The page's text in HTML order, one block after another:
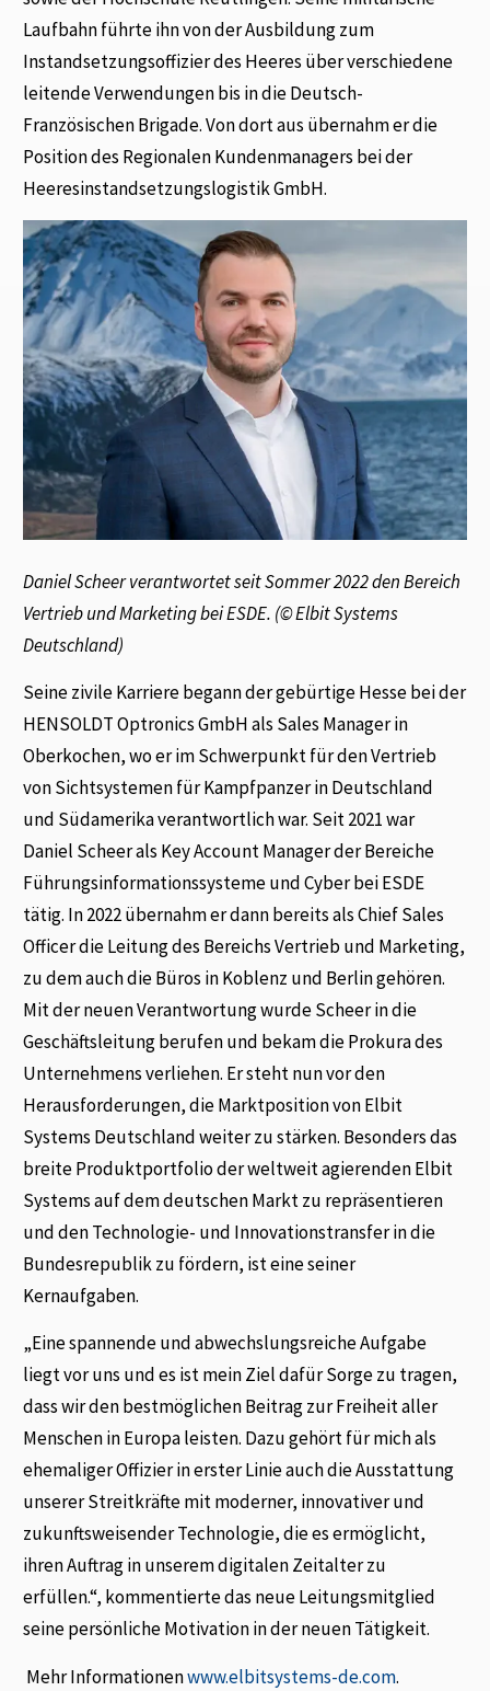
Laufbahn führte ihn von der Ausbildung zum
Instandsetzungsoffizier des Heeres über verschiedene
leitende Verwendungen bis in die Deutsch-
Französischen Brigade. Von dort aus übernahm er die
Position des Regionalen Kundenmanagers bei der
Heeresinstandsetzungslogistik GmbH.
Daniel Scheer verantwortet seit Sommer 2022 den Bereich
Vertrieb und Marketing bei ESDE. (© Elbit Systems
Deutschland)
Seine zivile Karriere begann der gebürtige Hesse bei der
HENSOLDT Optronics GmbH als Sales Manager in
Oberkochen, wo er im Schwerpunkt für den Vertrieb
von Sichtsystemen für Kampfpanzer in Deutschland
und Südamerika verantwortlich war. Seit 2021 war
Daniel Scheer als Key Account Manager der Bereiche
Führungsinformationssysteme und Cyber bei ESDE
tätig. In 2022 übernahm er dann bereits als Chief Sales
Officer die Leitung des Bereichs Vertrieb und Marketing,
zu dem auch die Büros in Koblenz und Berlin gehören.
Mit der neuen Verantwortung wurde Scheer in die
Geschäftsleitung berufen und bekam die Prokura des
Unternehmens verliehen. Er steht nun vor den
Herausforderungen, die Marktposition von Elbit
Systems Deutschland weiter zu stärken. Besonders das
breite Produktportfolio der weltweit agierenden Elbit
Systems auf dem deutschen Markt zu repräsentieren
und den Technologie- und Innovationstransfer in die
Bundesrepublik zu fördern, ist eine seiner
Kernaufgaben.
„Eine spannende und abwechslungsreiche Aufgabe
liegt vor uns und es ist mein Ziel dafür Sorge zu tragen,
dass wir den bestmöglichen Beitrag zur Freiheit aller
Menschen in Europa leisten. Dazu gehört für mich als
ehemaliger Offizier in erster Linie auch die Ausstattung
unserer Streitkräfte mit moderner, innovativer und
zukunftsweisender Technologie, die es ermöglicht,
ihren Auftrag in unserem digitalen Zeitalter zu
erfüllen.“, kommentierte das neue Leitungsmitglied
seine persönliche Motivation in der neuen Tätigkeit.
Mehr Informationenwww.elbitsystems-de.com.